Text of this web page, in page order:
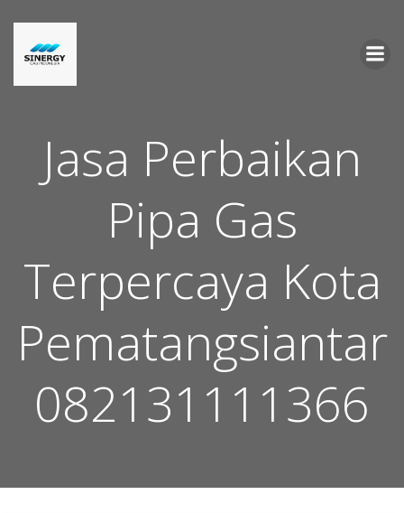
Jasa Perbaikan
Pipa Gas
Terpercaya Kota
Pematangsiantar
082131111366